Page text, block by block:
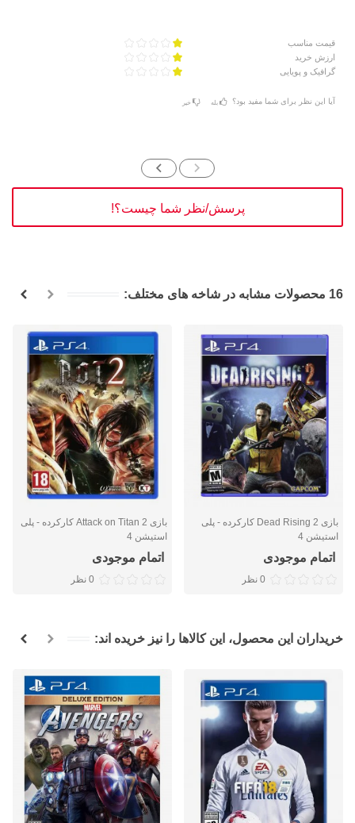
قیمت مناسب
ارزش خرید
گرافیک و پویایی
آیا این نظر برای شما مفید بود؟ بله خیر
پرسش/نظر شما چیست؟!
16 محصولات مشابه در شاخه های مختلف:
بازی Dead Rising 2 کارکرده - پلی
استیشن 4
اتمام موجودی
0 نظر
بازی Attack on Titan 2 کارکرده - پلی
استیشن 4
اتمام موجودی
0 نظر
خریداران این محصول، این کالاها را نیز خریده اند: